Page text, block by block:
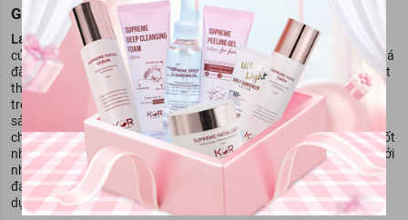
GIỚI THIỆU VỀ THƯƠNG HIỆU
Lancomehiện là một trong những thương hiệu mỹ phẩm nổi tiếng
của Pháp hiện nay. Đây là dòng sản phẩm high-end có giá thành khá
đắt đỏ và luôn đứng trong top những hãng mỹ phẩm bán chạy nhất
thị trường hiện nay.Lancomehiện nay đã có mặt ở rất nhiều nước
trên thế giới, được phái đẹp châu Á và Việt Nam rất ưa chuộng. Mỗi
sản phẩm của Lancome trước khi ra đời đều được nghiên cứu và
chăm chút kỹ lưỡng, tỉ mỉ để đem đến cho người dùng trải nghiệm tốt
nhất.
Lancomevới dòng sản phẩm signature là nước hoa nổi bật bởi
nhiều mùi hương tinh tế, thanh lịch chuẩn phong cách Pháp được
đánh giá rất cao bởi những chuyên gia và người nổi tiếng khi sử
dụng.